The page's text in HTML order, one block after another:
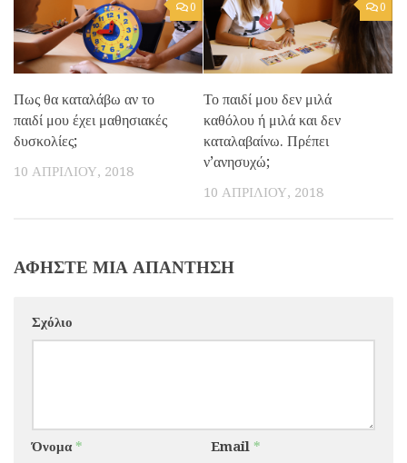
0
Πως θα καταλάβω αν το
παιδί μου έχει μαθησιακές
δυσκολίες;
10 ΑΠΡΙΛΊΟΥ, 2018
0
Το παιδί μου δεν μιλά
καθόλου ή μιλά και δεν
καταλαβαίνω. Πρέπει
ν’ανησυχώ;
10 ΑΠΡΙΛΊΟΥ, 2018
ΑΦΉΣΤΕ ΜΙΑ ΑΠΆΝΤΗΣΗ
Σχόλιο
Όνομα * Email *